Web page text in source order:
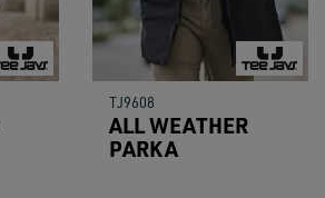
TJ9608
ALL WEATHER
PARKA